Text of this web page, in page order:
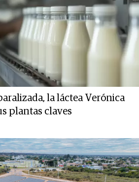
la láctea Verónica
plantas claves